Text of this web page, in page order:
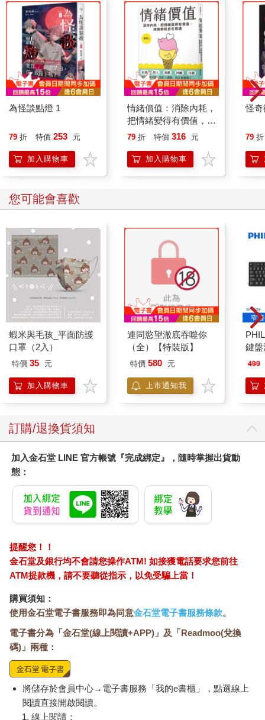
為怪談點燈 1
79 折 特價 253 元
加入購物車
情緒價值：消除內耗，
把情緒變得有價值，跟
誰都能自在相處
79 折 特價 316 元
加入購物車
怪
79 折
您可能會喜歡
蝦米與毛孩_平面防護
口罩（2入）
特價 35 元
加入購物車
連同慾望澈底吞噬你
（全）【特裝版】
特價 580 元
上市通知我
鍵盤
499
訂購/退換貨須知
加入金石堂 LINE 官方帳號『完成綁定』，隨時掌握出貨動
態：
提醒您！！
金石堂及銀行均不會請您操作ATM! 如接獲電話要求您前往
ATM提款機，請不要聽從指示，以免受騙上當！
購買須知：
使用金石堂電子書服務即為同意金石堂電子書服務條款。
電子書分為「金石堂(線上閱讀+APP)」及「Readmoo(兌換
碼)」兩種：
將儲存於會員中心→電子書服務「我的e書櫃」，點選線上
閱讀直接開啟閱讀。
線上閱讀：